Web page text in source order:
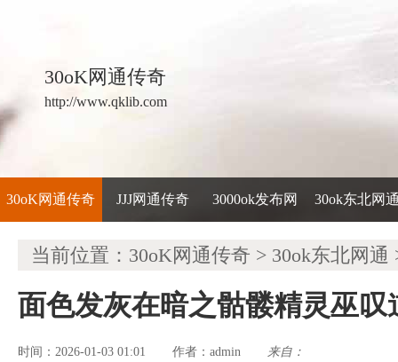
30oK网通传奇
http://www.qklib.com
30oK网通传奇 JJJ网通传奇 3000ok发布网 30ok东北网
当前位置： 30oK网通传奇 > 30ok东北网通
面色发灰在暗之骷髅精灵巫叹
时间：2026-01-03 01:01 作者： admin 来自：